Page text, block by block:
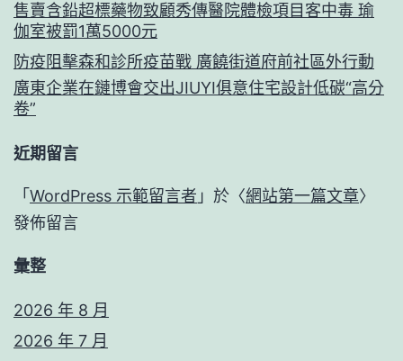
售賣含鉛超標藥物致顧秀傳醫院體檢項目客中毒 瑜
伽室被罰1萬5000元
防疫阻擊森和診所疫苗戰 廣饒街道府前社區外行動
廣東企業在鏈博會交出JIUYI俱意住宅設計低碳“高分
卷”
近期留言
「 WordPress 示範留言者 」於〈網站第一篇文章〉
發佈留言
彙整
2026 年 8 月
2026 年 7 月